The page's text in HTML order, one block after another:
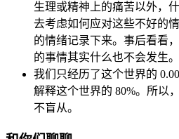
生理或精神上的痛苦以外，
去考虑如何应对这些不好的
的情绪记录下来。事后看看
的事情其实什么也不会发生。
我们只经历了这个世界的
解释这个世界的 80%。所以
不盲从。